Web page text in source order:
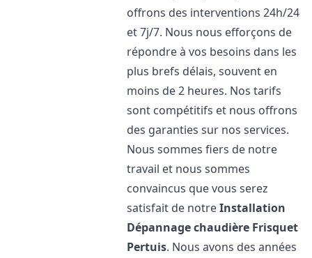
offrons des interventions 24h/24
et 7j/7. Nous nous efforçons de
répondre à vos besoins dans les
plus brefs délais, souvent en
moins de 2 heures. Nos tarifs
sont compétitifs et nous offrons
des garanties sur nos services.
Nous sommes fiers de notre
travail et nous sommes
convaincus que vous serez
satisfait de notreInstallation
Dépannage chaudière Frisquet
Pertuis. Nous avons des années